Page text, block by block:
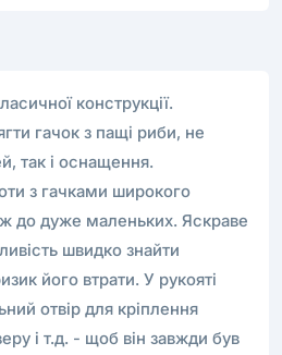
конструкції.
гачок з пащі риби, не
так і оснащення.
з гачками широкого
до дуже маленьких. Яскраве
швидко знайти
його втрати. У рукояті
отвір для кріплення
і т.д. - щоб він завжди був